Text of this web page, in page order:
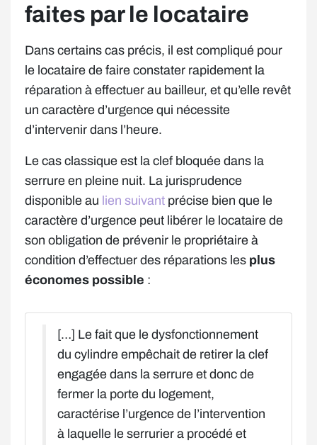
faites par le locataire
Dans certains cas précis, il est compliqué pour
le locataire de faire constater rapidement la
réparation à effectuer au bailleur, et qu’elle revêt
un caractère d’urgence qui nécessite
d’intervenir dans l’heure.
Le cas classique est la clef bloquée dans la
serrure en pleine nuit. La jurisprudence
disponible au lien suivant précise bien que le
caractère d’urgence peut libérer le locataire de
son obligation de prévenir le propriétaire à
condition d’effectuer des réparations les plus
économes possible :
[…] Le fait que le dysfonctionnement
du cylindre empêchait de retirer la clef
engagée dans la serrure et donc de
fermer la porte du logement,
caractérise l’urgence de l’intervention
à laquelle le serrurier a procédé et